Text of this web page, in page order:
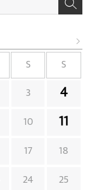
S S
3 4
10 11
17 18
24 25